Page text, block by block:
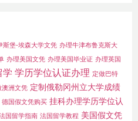
斯堡-埃森大学文凭 办理牛津布鲁克斯大
办理美国文凭 办理美国毕业证 办理英国
学 学历学位认证办理 定做巴特
澳洲文凭 定制俄勒冈州立大学成绩
德国假文凭购买 挂科办理学历学位认
国留学指南 法国留学教程 美国假文凭